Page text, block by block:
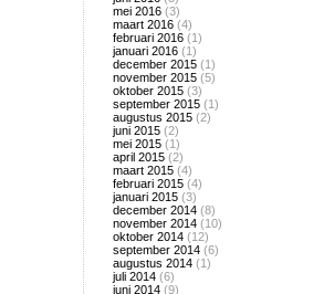
mei 2016 (3)
maart 2016 (4)
februari 2016 (1)
januari 2016 (1)
december 2015 (1)
november 2015 (5)
oktober 2015 (3)
september 2015 (1)
augustus 2015 (2)
juni 2015 (2)
mei 2015 (1)
april 2015 (2)
maart 2015 (4)
februari 2015 (4)
januari 2015 (3)
december 2014 (8)
november 2014 (10)
oktober 2014 (12)
september 2014 (6)
augustus 2014 (1)
juli 2014 (6)
juni 2014 (9)